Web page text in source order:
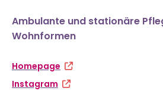
Ambulante und stationäre
Wohnformen
Homepage
Instagram